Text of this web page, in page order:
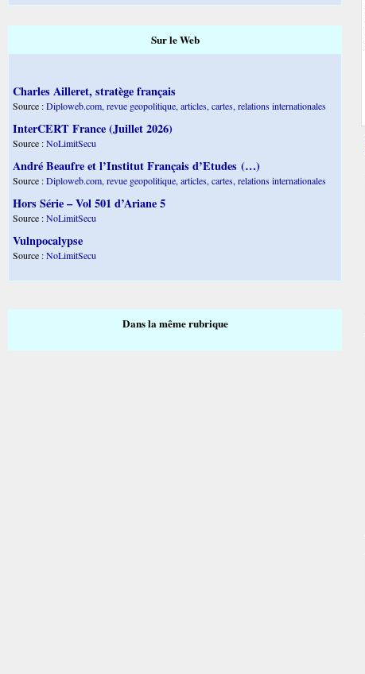
Sur le Web
Charles Ailleret, stratège français
Source :Diploweb.com, revue geopolitique, articles, cartes, relations internationales
InterCERT France (Juillet 2026)
Source :NoLimitSecu
André Beaufre et l’Institut Français d’Etudes (…)
Source :Diploweb.com, revue geopolitique, articles, cartes, relations internationales
Hors Série – Vol 501 d’Ariane 5
Source :NoLimitSecu
Vulnpocalypse
Source :NoLimitSecu
Dans la même rubrique